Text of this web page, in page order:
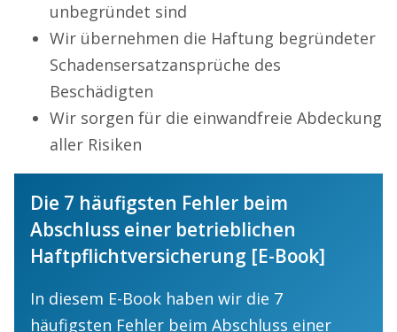
unbegründet sind
Wir übernehmen die Haftung begründeter
Schadensersatzansprüche des
Beschädigten
Wir sorgen für die einwandfreie Abdeckung
aller Risiken
Die 7 häufigsten Fehler beim
Abschluss einer betrieblichen
Haftpflichtversicherung [E-Book]
In diesem E-Book haben wir die 7
häufigsten Fehler beim Abschluss einer